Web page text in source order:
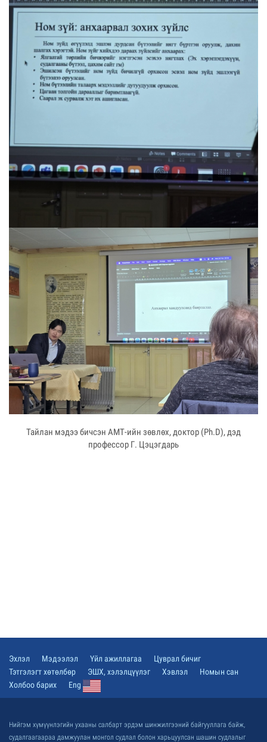
Тайлан мэдээ бичсэн АМТ-ийн зөвлөх, доктор (Ph.D), дэд
профессор Г. Цэцэгдарь
Эхлэл Мэдээлэл Үйл ажиллагаа
Цуврал бичиг
Тэтгэлэгт хөтөлбөр
ЭШХ, хэлэлцүүлэг Хэвлэл
Номын сан
Холбоо барих
Eng
Нийгэм хүмүүнлэгийн ухааны салбарт эрдэм шинжилгээний байгууллага байж,
судалгаагаараа дамжуулан монгол судлал болон харьцуулсан шашин судлалыг